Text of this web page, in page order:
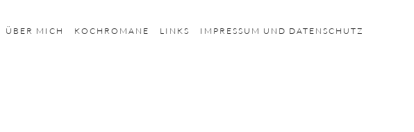
ÜBER MICH KOCHROMANE LINKS IMPRESSUM UND DATENSCHUTZ